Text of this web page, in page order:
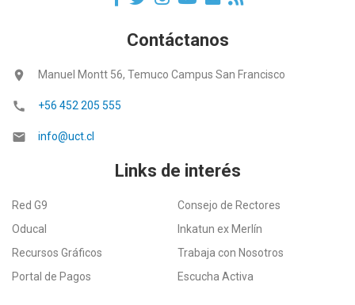
Contáctanos
location_on Manuel Montt 56, Temuco Campus San Francisco
call +56 452 205 555
email info@uct.cl
Links de interés
Red G9
Consejo de Rectores
Oducal
Inkatun ex Merlín
Recursos Gráficos
Trabaja con Nosotros
Portal de Pagos
Escucha Activa